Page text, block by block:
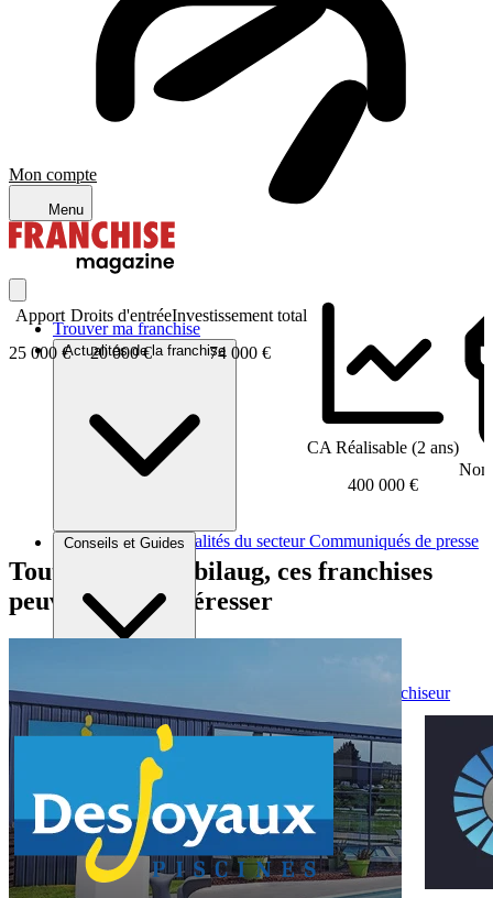
Mon compte
Menu
Trouver ma franchise
Actualités de la franchise
Brèves et actus Actualités du secteur Communiqués de presse
Conseils et Guides
Conseils généraux Devenir franchiseur
Apport
25 000 €
Droits d'entrée
20 000 €
Investissement total
74 000 €
CA Réalisable (2 ans)
400 000 €
Tout comme Mobilaug, ces franchises
peuvent vous intéresser